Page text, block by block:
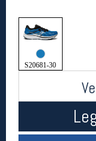
S20681-30
Her finner
Oslo Sportslager
Torggata 20
0183 Oslo
Telefon: 23 32
(telefontid
Kontakt oss